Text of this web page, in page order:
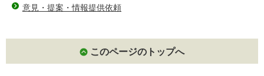
意見・提案・情報提供依頼
このページのトップへ